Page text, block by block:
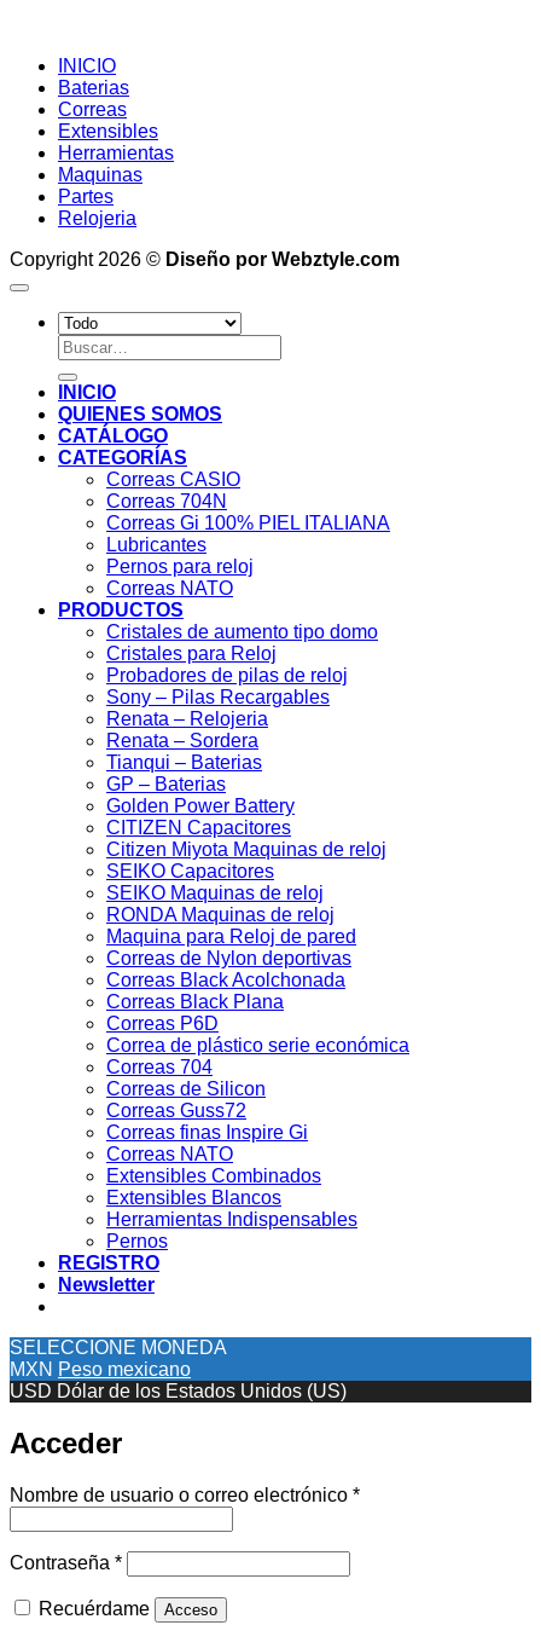
INICIO
Baterias
Correas
Extensibles
Herramientas
Maquinas
Partes
Relojeria
Copyright 2026 © Diseño por Webztyle.com
Buscar
por:
INICIO
QUIENES SOMOS
CATÁLOGO
CATEGORÍAS
Correas CASIO
Correas 704N
Correas Gi 100% PIEL ITALIANA
Lubricantes
Pernos para reloj
Correas NATO
PRODUCTOS
Cristales de aumento tipo domo
Cristales para Reloj
Probadores de pilas de reloj
Sony – Pilas Recargables
Renata – Relojeria
Renata – Sordera
Tianqui – Baterias
GP – Baterias
Golden Power Battery
CITIZEN Capacitores
Citizen Miyota Maquinas de reloj
SEIKO Capacitores
SEIKO Maquinas de reloj
RONDA Maquinas de reloj
Maquina para Reloj de pared
Correas de Nylon deportivas
Correas Black Acolchonada
Correas Black Plana
Correas P6D
Correa de plástico serie económica
Correas 704
Correas de Silicon
Correas Guss72
Correas finas Inspire Gi
Correas NATO
Extensibles Combinados
Extensibles Blancos
Herramientas Indispensables
Pernos
REGISTRO
Newsletter
SELECCIONE MONEDA
MXN Peso mexicano
USD Dólar de los Estados Unidos (US)
Acceder
Nombre de usuario o correo electrónico *Obligatorio
Contraseña *Obligatorio
Recuérdame Acceso